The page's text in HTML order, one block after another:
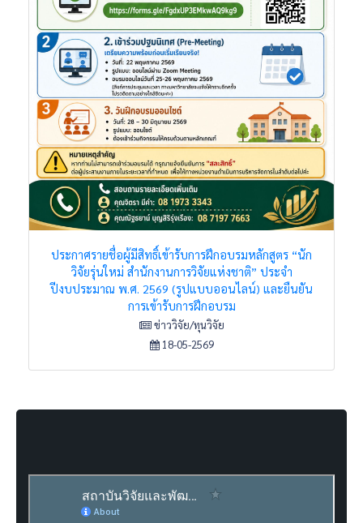
ประกาศรายชื่อผู้มีสิทธิ์เข้ารับการฝึกอบรมหลักสูตร “นัก
วิจัยรุ่นใหม่ สำนักงานการวิจัยแห่งชาติ” ประจำ
ปีงบประมาณ พ.ศ. 2569 (รูปแบบออนไลน์) และยืนยัน
การเข้ารับการฝึกอบรม
ข่าววิจัย/ทุนวิจัย
18-05-2569